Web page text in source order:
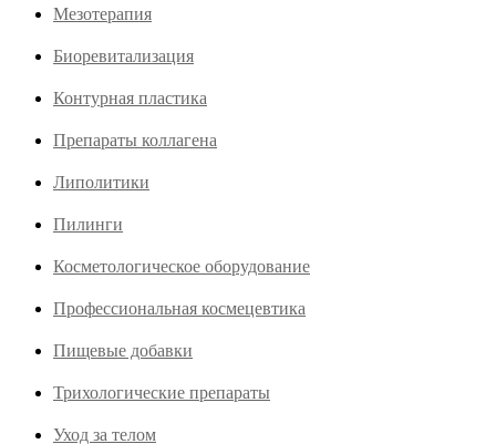
Мезотерапия
Биоревитализация
Контурная пластика
Препараты коллагена
Липолитики
Пилинги
Косметологическое оборудование
Профессиональная космецевтика
Пищевые добавки
Трихологические препараты
Уход за телом